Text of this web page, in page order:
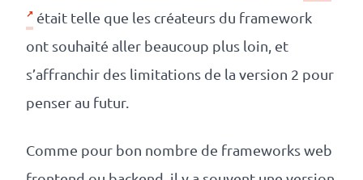
était telle que les créateurs du framework
ont souhaité aller beaucoup plus loin, et
s’affranchir des limitations de la version 2 pour
penser au futur.
Comme pour bon nombre de frameworks web